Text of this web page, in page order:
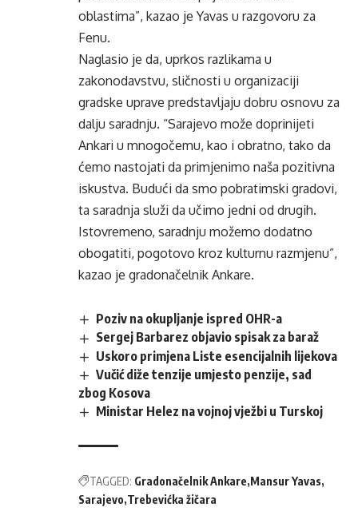
oblastima”, kazao je Yavas u razgovoru za
Fenu.
Naglasio je da, uprkos razlikama u
zakonodavstvu, sličnosti u organizaciji
gradske uprave predstavljaju dobru osnovu za
dalju saradnju. “Sarajevo može doprinijeti
Ankari u mnogočemu, kao i obratno, tako da
ćemo nastojati da primjenimo naša pozitivna
iskustva. Budući da smo pobratimski gradovi,
ta saradnja služi da učimo jedni od drugih.
Istovremeno, saradnju možemo dodatno
obogatiti, pogotovo kroz kulturnu razmjenu”,
kazao je gradonačelnik Ankare.
Poziv na okupljanje ispred OHR-a
Sergej Barbarez objavio spisak za baraž
Uskoro primjena Liste esencijalnih lijekova
Vučić diže tenzije umjesto penzije, sad
zbog Kosova
Ministar Helez na vojnoj vježbi u Turskoj
TAGGED: Gradonačelnik Ankare Mansur Yavas
Sarajevo Trebevićka žičara